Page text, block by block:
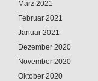
März 2021
Februar 2021
Januar 2021
Dezember 2020
November 2020
Oktober 2020